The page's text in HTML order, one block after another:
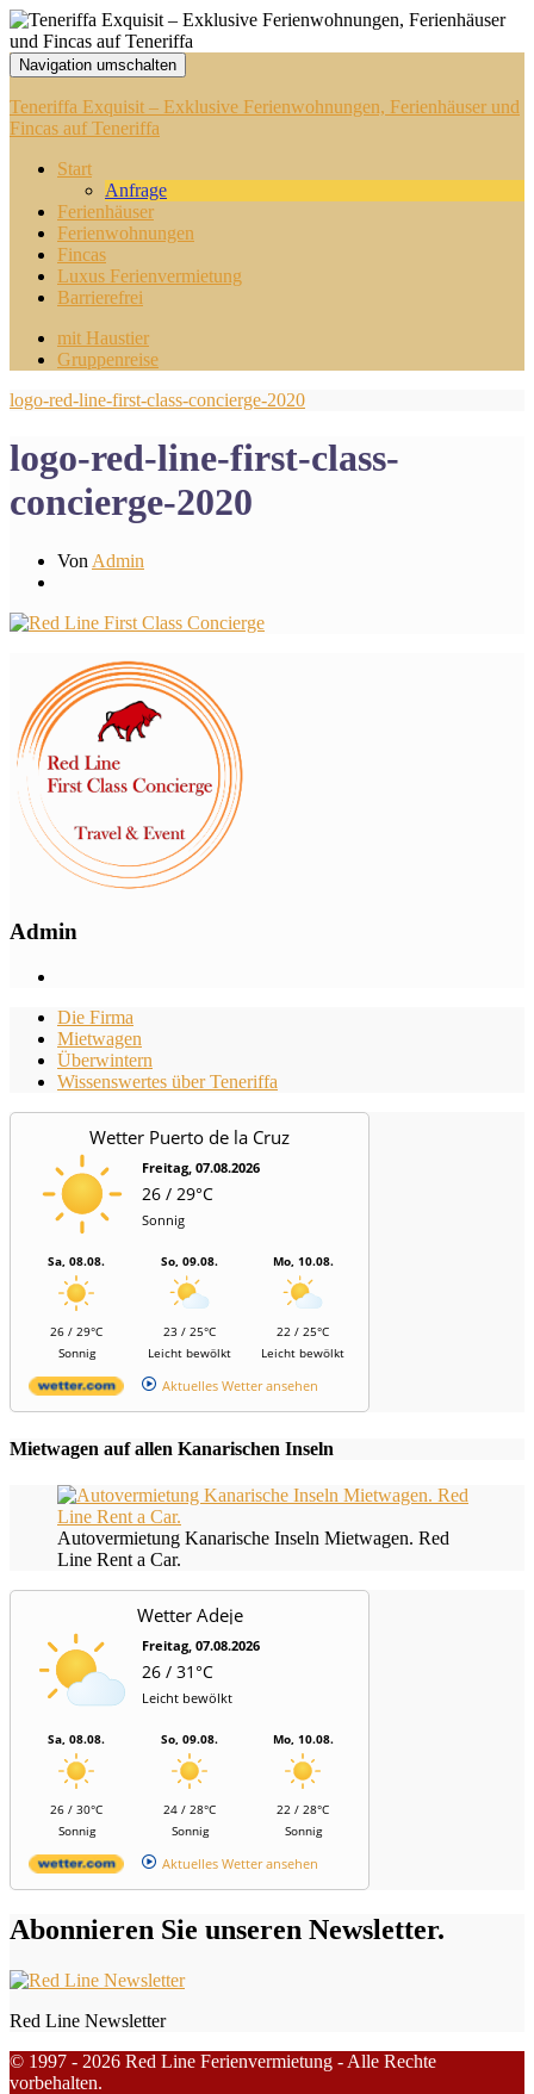
Navigation umschalten
Teneriffa Exquisit – Exklusive Ferienwohnungen, Ferienhäuser und
Fincas auf Teneriffa
Start
Anfrage
Ferienhäuser
Ferienwohnungen
Fincas
Luxus Ferienvermietung
Barrierefrei
mit Haustier
Gruppenreise
logo-red-line-first-class-concierge-2020
logo-red-line-first-class-
concierge-2020
Von Admin
Admin
Die Firma
Mietwagen
Überwintern
Wissenswertes über Teneriffa
Wetter Puerto de la Cruz
Freitag, 07.08.2026
26 / 29°C
Sonnig
Sa, 08.08.
26 / 29°C
Sonnig
So, 09.08.
23 / 25°C
Leicht bewölkt
Mo, 10.08.
22 / 25°C
Leicht bewölkt
Aktuelles Wetter ansehen
Mietwagen auf allen Kanarischen Inseln
Autovermietung Kanarische Inseln Mietwagen. Red
Line Rent a Car.
Wetter Adeje
Freitag, 07.08.2026
26 / 31°C
Leicht bewölkt
Sa, 08.08.
26 / 30°C
Sonnig
So, 09.08.
24 / 28°C
Sonnig
Mo, 10.08.
22 / 28°C
Sonnig
Aktuelles Wetter ansehen
Abonnieren Sie unseren Newsletter.
Red Line Newsletter
© 1997 - 2026 Red Line Ferienvermietung - Alle Rechte
vorbehalten.